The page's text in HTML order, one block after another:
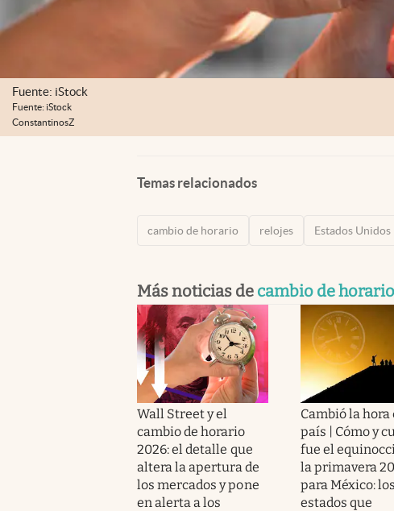
Fuente: iStock
Fuente: iStock
ConstantinosZ
Temas relacionados
cambio de horario relojes Estados Unidos
Más noticias de cambio de horario
Wall Street y el
cambio de horario
2026: el detalle que
altera la apertura de
los mercados y pone
en alerta a los
Cambió la hora
país | Cómo y
fue el
la primavera
para México: los
estados que